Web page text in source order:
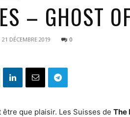
– GHOST
21 DÉCEMBRE 2019 0
être que plaisir. Les Suisses de The